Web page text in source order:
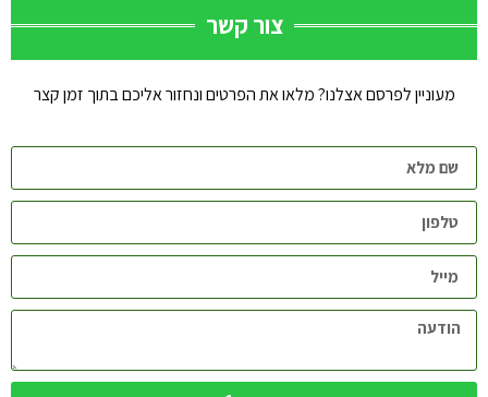
צור קשר
מעוניין לפרסם אצלנו? מלאו את הפרטים ונחזור אליכם בתוך זמן קצר